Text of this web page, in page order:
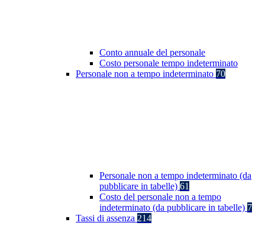
Conto annuale del personale
Costo personale tempo indeterminato
Personale non a tempo indeterminato 70
Personale non a tempo indeterminato (da
pubblicare in tabelle) 61
Costo del personale non a tempo
indeterminato (da pubblicare in tabelle) 7
Tassi di assenza 214